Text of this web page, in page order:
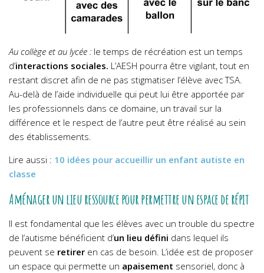
Au collège et au lycée : le temps de récréation est un temps
d’interactions sociales. L’AESH pourra être vigilant, tout en
restant discret afin de ne pas stigmatiser l’élève avec TSA.
Au-delà de l’aide individuelle qui peut lui être apportée par
les professionnels dans ce domaine, un travail sur la
différence et le respect de l’autre peut être réalisé au sein
des établissements.
Lire aussi : 10 idées pour accueillir un enfant autiste en
classe
Aménager un lieu ressource pour permettre un espace de répit
Il est fondamental que les élèves avec un trouble du spectre
de l’autisme bénéficient d’un lieu défini dans lequel ils
peuvent se retirer en cas de besoin. L’idée est de proposer
un espace qui permette un apaisement sensoriel, donc à